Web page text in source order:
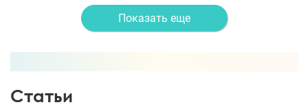
Показать еще
Статьи